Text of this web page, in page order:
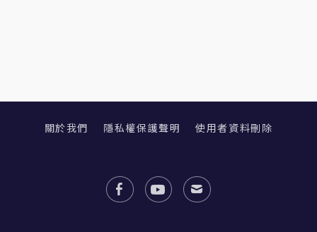
關於我們 隱私權保護聲明 使用者資料刪除